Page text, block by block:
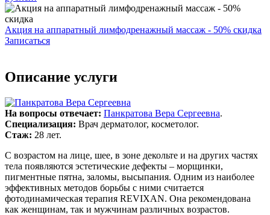
Акция на аппаратный лимфодренажный массаж - 50% скидка
Записаться
Описание услуги
На вопросы отвечает: Панкратова Вера Сергеевна.
Специализация: Врач дерматолог, косметолог.
Стаж: 28 лет.
С возрастом на лице, шее, в зоне декольте и на других частях
тела появляются эстетические дефекты – морщинки,
пигментные пятна, заломы, высыпания. Одним из наиболее
эффективных методов борьбы с ними считается
фотодинамическая терапия REVIXAN. Она рекомендована
как женщинам, так и мужчинам различных возрастов.